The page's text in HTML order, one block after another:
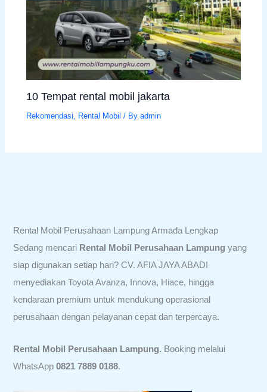
10 Tempat rental mobil jakarta
Rekomendasi, Rental Mobil / Byadmin
Rental Mobil Perusahaan Lampung Armada Lengkap
Sedang mencari Rental Mobil Perusahaan Lampung yang
siap digunakan setiap hari? CV. AFIA JAYA ABADI
menyediakan Toyota Avanza, Innova, Hiace, hingga
kendaraan premium untuk mendukung operasional
perusahaan dengan pelayanan cepat dan terpercaya.
Rental Mobil Perusahaan Lampung. Booking melalui
WhatsApp0821 7889 0188.